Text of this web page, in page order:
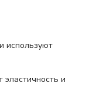
используют
и